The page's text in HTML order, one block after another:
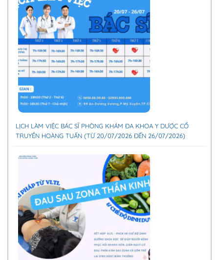
LỊCH LÀM VIỆC BÁC SĨ PHÒNG KHÁM ĐA KHOA Y DƯỢC CỔ
TRUYỀN HOÀNG TUẤN (TỪ 20/07/2026 ĐẾN 26/07/2026)